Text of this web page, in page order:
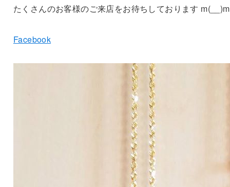
たくさんのお客様のご来店をお待ちしております m(__)m
Facebook